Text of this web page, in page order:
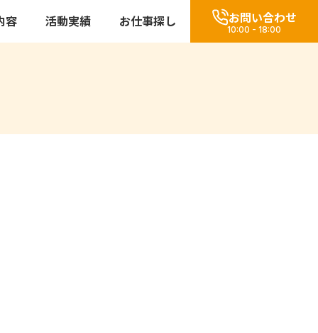
容 活動実績 お仕事探し お問い合わせ
10:00 - 18:00